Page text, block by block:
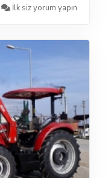
İlk siz yorum yapın